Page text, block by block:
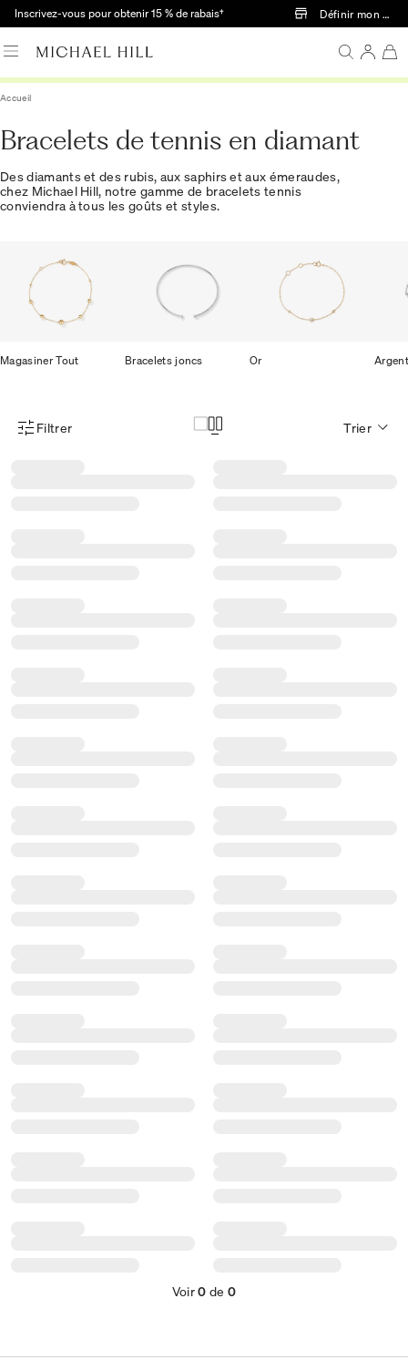
Passer au contenu principal
Inscrivez-vous pour obtenir 15 % de rabais† Définir mon
Accueil
Bracelets de tennis en diamant
Des diamants et des rubis, aux saphirs et aux émeraudes,
chez Michael Hill, notre gamme de bracelets tennis
conviendra à tous les goûts et styles.
Magasiner Tout Bracelets joncs Or Argent
Menu des filtres d'articles
Filtrer Trier
Voir0 de 0